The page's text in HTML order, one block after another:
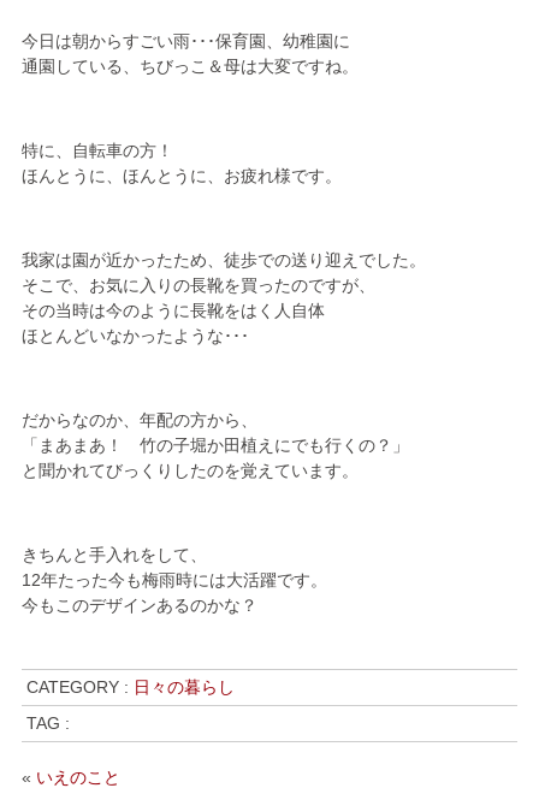
今日は朝からすごい雨･･･保育園、幼稚園に
通園している、ちびっこ＆母は大変ですね。
特に、自転車の方！
ほんとうに、ほんとうに、お疲れ様です。
我家は園が近かったため、徒歩での送り迎えでした。
そこで、お気に入りの長靴を買ったのですが、
その当時は今のように長靴をはく人自体
ほとんどいなかったような･･･
だからなのか、年配の方から、
「まあまあ！ 竹の子堀か田植えにでも行くの？」
と聞かれてびっくりしたのを覚えています。
きちんと手入れをして、
12年たった今も梅雨時には大活躍です。
今もこのデザインあるのかな？
CATEGORY : 日々の暮らし
TAG :
« いえのこと